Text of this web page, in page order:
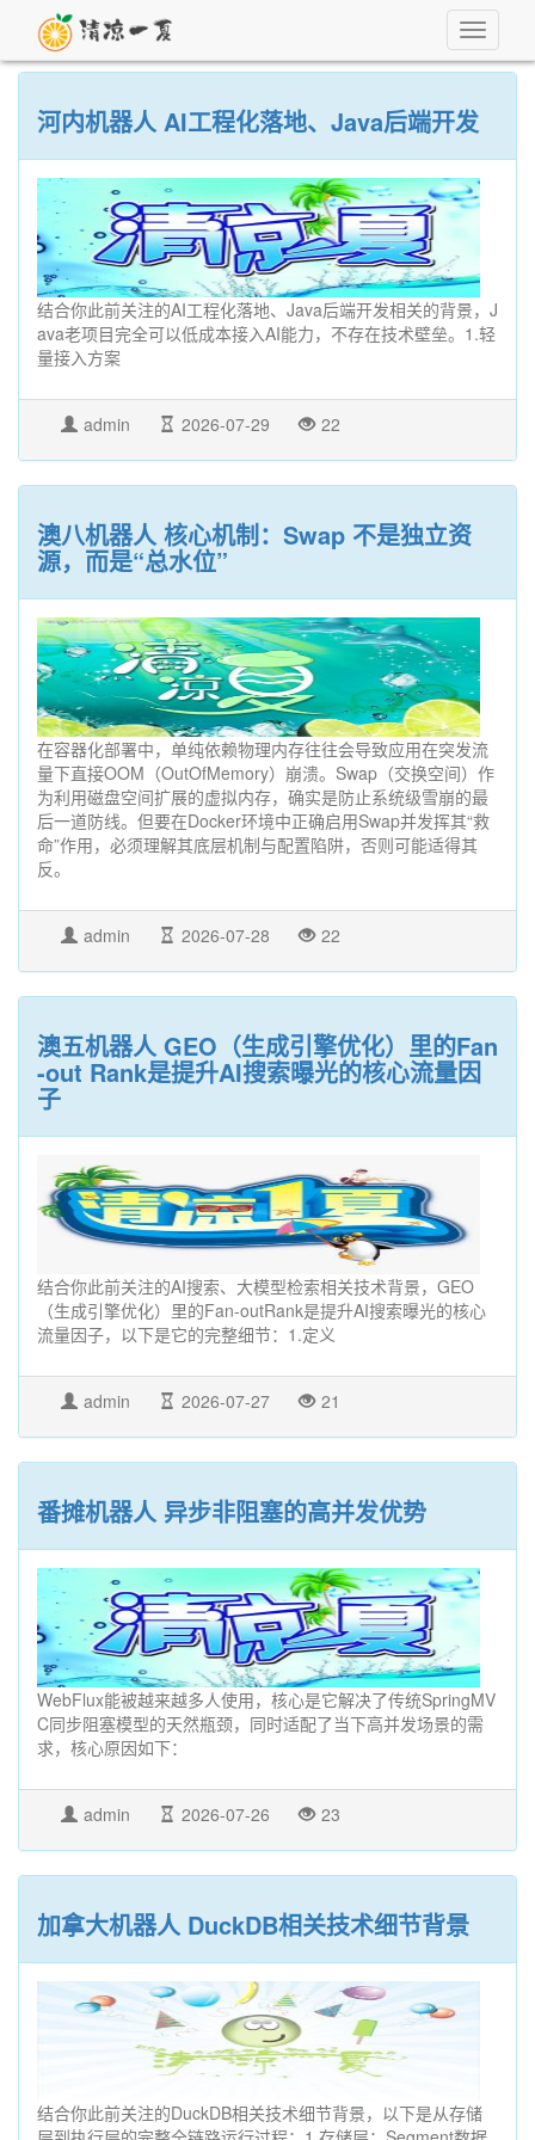
Toggle
河内机器人 AI工程化落地、Java后端开发
结合你此前关注的AI工程化落地、Java后端开发相关的背景，J
ava老项目完全可以低成本接入AI能力，不存在技术壁垒。1.轻
量接入方案
admin 2026-07-29 22
澳八机器人 核心机制：Swap 不是独立资
源，而是“总水位”
在容器化部署中，单纯依赖物理内存往往会导致应用在突发流
量下直接OOM（OutOfMemory）崩溃。Swap（交换空间）作
为利用磁盘空间扩展的虚拟内存，确实是防止系统级雪崩的最
后一道防线。但要在Docker环境中正确启用Swap并发挥其“救
命”作用，必须理解其底层机制与配置陷阱，否则可能适得其
反。
admin 2026-07-28 22
澳五机器人 GEO（生成引擎优化）里的Fan
-out Rank是提升AI搜索曝光的核心流量因
子
结合你此前关注的AI搜索、大模型检索相关技术背景，GEO
（生成引擎优化）里的Fan-outRank是提升AI搜索曝光的核心
流量因子，以下是它的完整细节：1.‌定义‌
admin 2026-07-27 21
番摊机器人 异步非阻塞的高并发优势
WebFlux能被越来越多人使用，核心是它解决了传统SpringMV
C同步阻塞模型的天然瓶颈，同时适配了当下高并发场景的需
求，核心原因如下：
admin 2026-07-26 23
加拿大机器人 DuckDB相关技术细节背景
结合你此前关注的DuckDB相关技术细节背景，以下是从存储